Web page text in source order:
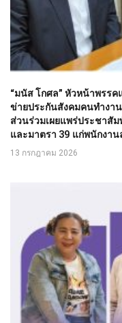
“มนัส โกศล” หัวหน้าพรร
ข่ายประกันสังคมคนทำงา
ส่วนร่วมเผยแพร่ประชาสั
และมาตรา 39 แก่พนักงาน
13 กรกฎาคม 2026